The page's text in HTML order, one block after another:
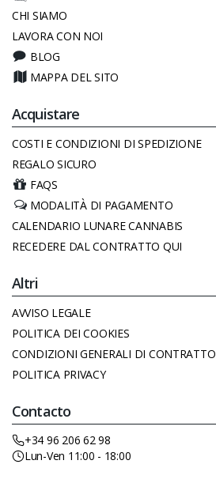
CHI SIAMO
LAVORA CON NOI
BLOG
MAPPA DEL SITO
Acquistare
COSTI E CONDIZIONI DI SPEDIZIONE
REGALO SICURO
FAQS
MODALITÀ DI PAGAMENTO
CALENDARIO LUNARE CANNABIS
RECEDERE DAL CONTRATTO QUI
Altri
AVVISO LEGALE
POLITICA DEI COOKIES
CONDIZIONI GENERALI DI CONTRATTO
POLITICA PRIVACY
Contacto
+34 96 206 62 98
Lun-Ven 11:00 - 18:00